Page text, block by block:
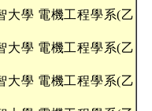
大學 電機工程學系(乙
大學 電機工程學系(乙
大學 電機工程學系(乙